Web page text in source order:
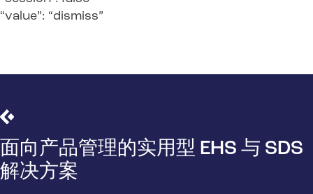
“value”: “dismiss”
面向产品管理的实用型 EHS 与 SDS
解决方案